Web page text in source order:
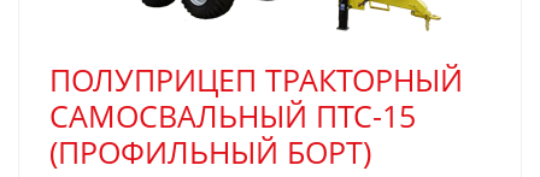
ПОЛУПРИЦЕП ТРАКТОРНЫЙ
САМОСВАЛЬНЫЙ ПТС-15
(ПРОФИЛЬНЫЙ БОРТ)